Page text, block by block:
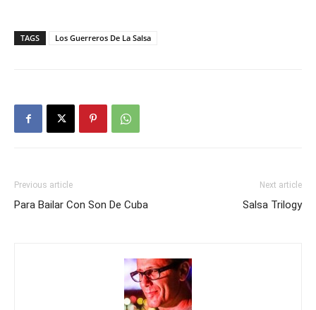
TAGS Los Guerreros De La Salsa
Previous article
Para Bailar Con Son De Cuba
Next article
Salsa Trilogy